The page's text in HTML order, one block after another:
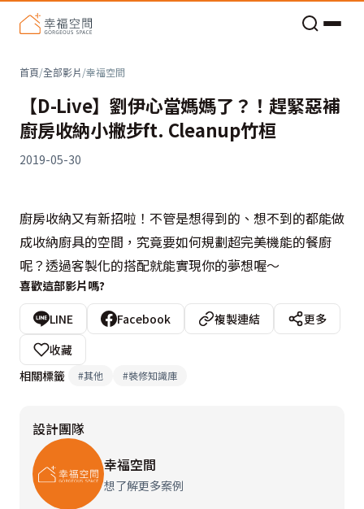
首頁/全部影片/幸福空間
【D-Live】劉伊心當媽媽了？！趕緊惡補
廚房收納小撇步ft. Cleanup竹桓
2019-05-30
廚房收納又有新招啦！不管是想得到的、想不到的都能做
成收納廚具的空間，究竟要如何規劃超完美機能的餐廚
呢？透過客製化的搭配就能實現你的夢想喔～
喜歡這部影片嗎?
LINE Facebook 複製連結
更多
收藏
相關標籤
#其他 #裝修知識庫
設計團隊
幸福空間
想了解更多案例